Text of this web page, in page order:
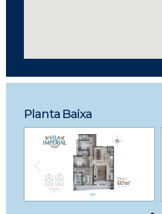
Planta Baixa